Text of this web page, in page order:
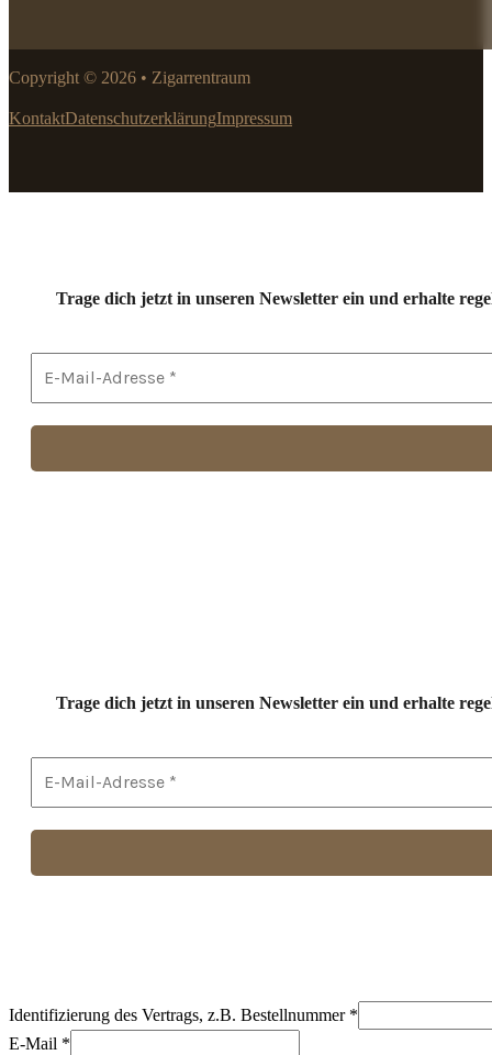
Copyright © 2026 • Zigarrentraum
KontaktDatenschutzerklärungImpressum
Trage dich jetzt in unseren Newsletter ein und erhalte
Trage dich jetzt in unseren Newsletter ein und erhalte
Identifizierung des Vertrags, z.B. Bestellnummer *
E-Mail *